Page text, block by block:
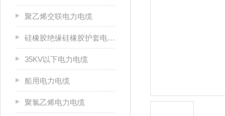
聚乙烯交联电力电缆
硅橡胶绝缘硅橡胶护套电力电缆
35KV以下电力电缆
船用电力电缆
聚氯乙烯电力电缆